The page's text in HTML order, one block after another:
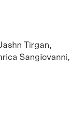
Tirgan,
Sangiovanni,